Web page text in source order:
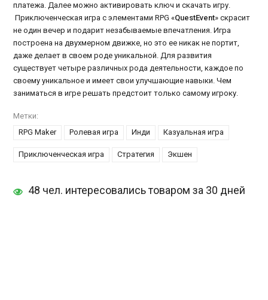
платежа. Далее можно активировать ключ и скачать игру.
Приключенческая игра с элементами RPG «QuestEvent» скрасит
не один вечер и подарит незабываемые впечатления. Игра
построена на двухмерном движке, но это ее никак не портит,
даже делает в своем роде уникальной. Для развития
существует четыре различных рода деятельности, каждое по
своему уникальное и имеет свои улучшающие навыки. Чем
заниматься в игре решать предстоит только самому игроку.
Метки:
RPG Maker
Ролевая игра Инди Казуальная игра
Приключенческая игра Стратегия Экшен
48 чел. интересовались товаром за 30 дней